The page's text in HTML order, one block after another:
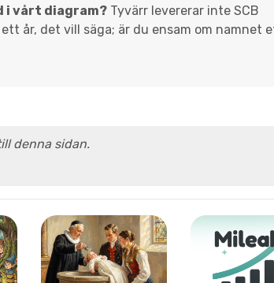
i vårt diagram?Tyvärr levererar inte SCB
år, det vill säga; är du ensam om namnet
denna sidan.